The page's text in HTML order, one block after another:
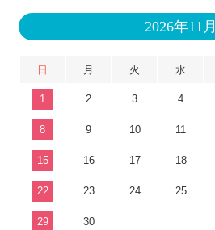
2026年11月
日 月 火 水
1 2 3 4
8 9 10 11
15 16 17 18
22 23 24 25
29 30